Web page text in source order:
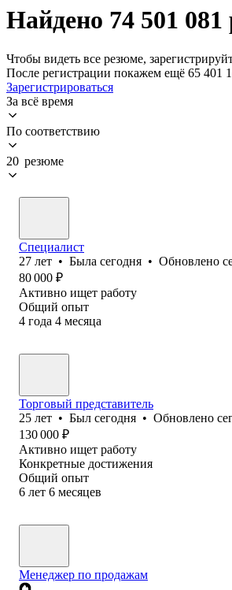
Найдено 74 501
Чтобы видеть все резюме,
После регистрации покажем ещё 65 401
Зарегистрироваться
За всё время
По соответствию
20 резюме
Специалист
27 лет • Была сегодня • Обновлено
80 000 ₽
Активно ищет работу
Общий опыт
4 года 4 месяца
Торговый представитель
25 лет • Был сегодня • Обновлено
130 000 ₽
Активно ищет работу
Конкретные достижения
Общий опыт
6 лет 6 месяцев
Менеджер по продажам